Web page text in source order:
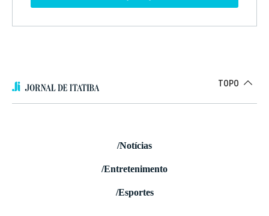
TOPO
/Notícias
/Entretenimento
/Esportes